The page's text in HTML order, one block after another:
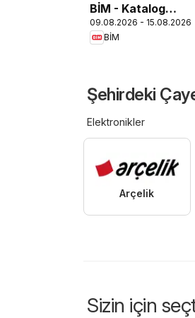
BİM - Katalog
Pazar
09.08.2026 - 15.08.2026
BİM
Şehirdeki
Elektronikler
Arçelik
Sizin için